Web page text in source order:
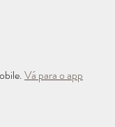
Vá para o app